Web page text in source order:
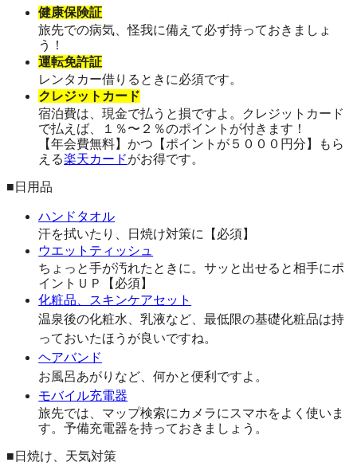
健康保険証
旅先での病気、怪我に備えて必ず持っておきましょ
う！
運転免許証
レンタカー借りるときに必須です。
クレジットカード
宿泊費は、現金で払うと損ですよ。クレジットカード
で払えば、１％〜２％のポイントが付きます！
【年会費無料】かつ【ポイントが５０００円分】もら
える楽天カードがお得です。
■日用品
ハンドタオル
汗を拭いたり、日焼け対策に【必須】
ウエットティッシュ
ちょっと手が汚れたときに。サッと出せると相手にポ
イントＵＰ【必須】
化粧品、スキンケアセット
温泉後の化粧水、乳液など、最低限の基礎化粧品は持
っておいたほうが良いですね。
ヘアバンド
お風呂あがりなど、何かと便利ですよ。
モバイル充電器
旅先では、マップ検索にカメラにスマホをよく使いま
す。予備充電器を持っておきましょう。
■日焼け、天気対策